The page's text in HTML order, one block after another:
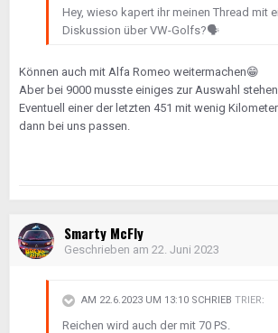
Hey, wieso kapert ihr meinen Thread mit
Diskussion über VW-Golfs?🗣️
Können auch mit Alfa Romeo weitermachen😁
Aber bei 9000 musste einiges zur Auswahl stehen.
Eventuell einer der letzten 451 mit wenig
dann bei uns passen.
Smarty McFly
Geschrieben am 22. Juni 2023
AM 22.6.2023 UM 13:10 SCHRIEB TRIER:
Reichen wird auch der mit 70 PS.